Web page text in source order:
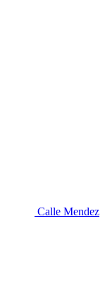
Calle Mendez